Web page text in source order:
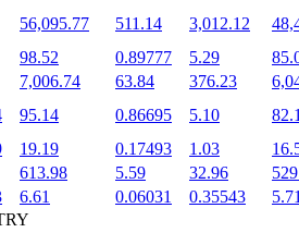
產
56,095.77 511.14 3,012.12
98.52 0.89777 5.29
7,006.74 63.84 376.23
95.14 0.86695 5.10
19.19 0.17493 1.03
613.98 5.59 32.96
6.61 0.06031 0.35543